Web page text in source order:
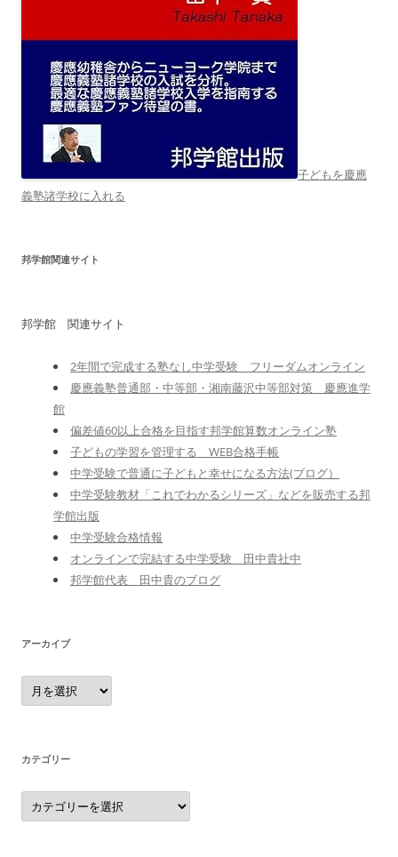
子どもを慶應
義塾諸学校に入れる
邦学館関連サイト
邦学館 関連サイト
2年間で完成する塾なし中学受験 フリーダムオンライン
慶應義塾普通部・中等部・湘南藤沢中等部対策 慶應進学
館
偏差値60以上合格を目指す邦学館算数オンライン塾
子どもの学習を管理する WEB合格手帳
中学受験で普通に子どもと幸せになる方法(ブログ）
中学受験教材「これでわかるシリーズ」などを販売する邦
学館出版
中学受験合格情報
オンラインで完結する中学受験 田中貴社中
邦学館代表 田中貴のブログ
アーカイブ
ア
ー
カ
カテゴリー
カ
テ
ゴ